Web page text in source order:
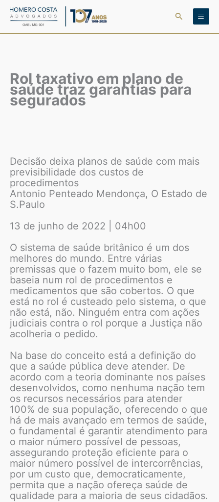
para
Pesquisar
Rol taxativo em plano de
saúde traz garantias para
segurados
Decisão deixa planos de saúde com mais
previsibilidade dos custos de
procedimentos
Antonio Penteado Mendonça, O Estado de
S.Paulo
13 de junho de 2022 | 04h00
O sistema de saúde britânico é um dos
melhores do mundo. Entre várias
premissas que o fazem muito bom, ele se
baseia num rol de procedimentos e
medicamentos que são cobertos. O que
está no rol é custeado pelo sistema, o que
não está, não. Ninguém entra com ações
judiciais contra o rol porque a Justiça não
acolheria o pedido.
Na base do conceito está a definição do
que a saúde pública deve atender. De
acordo com a teoria dominante nos países
desenvolvidos, como nenhuma nação tem
os recursos necessários para atender
100% de sua população, oferecendo o que
há de mais avançado em termos de saúde,
o fundamental é garantir atendimento para
o maior número possível de pessoas,
assegurando proteção eficiente para o
maior número possível de intercorrências,
por um custo que, democraticamente,
permita que a nação ofereça saúde de
qualidade para a maioria de seus cidadãos.